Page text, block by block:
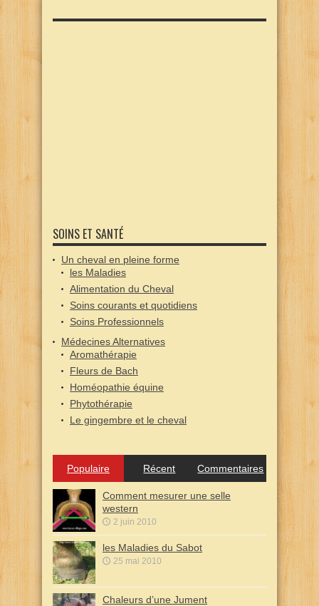
SOINS ET SANTÉ
Un cheval en pleine forme
les Maladies
Alimentation du Cheval
Soins courants et quotidiens
Soins Professionnels
Médecines Alternatives
Aromathérapie
Fleurs de Bach
Homéopathie équine
Phytothérapie
Le gingembre et le cheval
Populaire Récent Commentaires
Comment mesurer une selle
western
2 juin 2010
les Maladies du Sabot
25 mai 2010
Chaleurs d’une Jument